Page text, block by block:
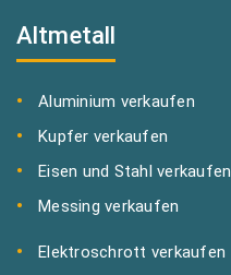
Altmetall
Aluminium verkaufen
Kupfer verkaufen
Eisen und Stahl verkaufen
Messing verkaufen
Elektroschrott verkaufen